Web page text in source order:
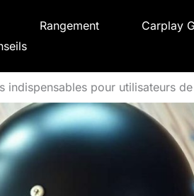
Rangement Carplay
indispensables pour utilisateurs